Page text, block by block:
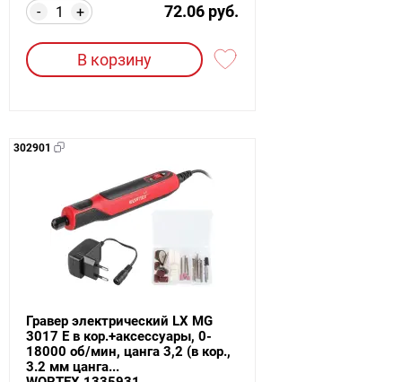
+
- 72.06 руб.
В корзину
302901
Гравер электрический LX MG
3017 E в кор.+аксессуары, 0-
18000 об/мин, цанга 3,2 (в кор.,
3.2 мм цанга...